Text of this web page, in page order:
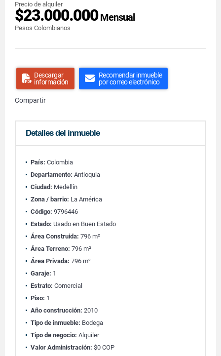
Precio de alquiler
$23.000.000Mensual
Pesos Colombianos
Descargar
información
Recomendar inmueble
por correo electrónico
Compartir
Detalles del inmueble
País: Colombia
Departamento: Antioquia
Ciudad: Medellín
Zona / barrio: La América
Código: 9796446
Estado: Usado en Buen Estado
Área Construida: 796 m²
Área Terreno: 796 m²
Área Privada: 796 m²
Garaje: 1
Estrato: Comercial
Piso: 1
Año construcción: 2010
Tipo de inmueble: Bodega
Tipo de negocio: Alquiler
Valor Administración: $0 COP